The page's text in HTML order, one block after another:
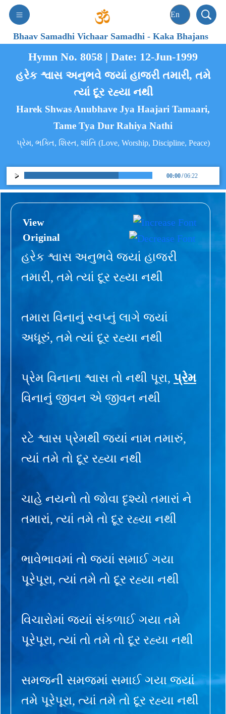
Bhaav Samadhi Vichaar Samadhi-Kaka Bhajans
Hymn No. 8058 | Date: 12-Jun-1999
હરેક શ્વાસ અનુભવે જ્યાં હાજરી તમારી, તમે
ત્યાં દૂર રહ્યા નથી
Harek Shwas Anubhave Jya Haajari Tamaari,
Tame Tya Dur Rahiya Nathi
પ્રેમ, ભક્તિ, શિસ્ત, શાંતિ (Love, Worship, Discipline, Peace)
00:00/06:22
View
Original
હરેક શ્વાસ અનુભવે જ્યાં હાજરી
તમારી, તમે ત્યાં દૂર રહ્યા નથી
તમારા વિનાનું સ્વપ્નું લાગે જ્યાં
અધૂરું, તમે ત્યાં દૂર રહ્યા નથી
પ્રેમ વિનાના શ્વાસ તો નથી પૂરા, પ્રેમ
વિનાનું જીવન એ જીવન નથી
રટે શ્વાસ પ્રેમથી જ્યાં નામ તમારું,
ત્યાં તમે તો દૂર રહ્યા નથી
ચાહે નયનો તો જોવા દૃશ્યો તમારાં ને
તમારાં, ત્યાં તમે તો દૂર રહ્યા નથી
ભાવેભાવમાં તો જ્યાં સમાઈ ગયા
પૂરેપૂરા, ત્યાં તમે તો દૂર રહ્યા નથી
વિચારોમાં જ્યાં સંકળાઈ ગયા તમે
પૂરેપૂરા, ત્યાં તો તમે તો દૂર રહ્યા નથી
સમજની સમજમાં સમાઈ ગયા જ્યાં
તમે પૂરેપૂરા, ત્યાં તમે તો દૂર રહ્યા નથી